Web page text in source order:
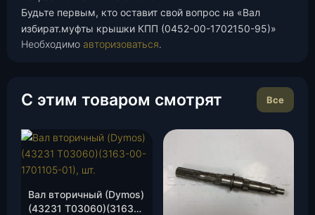
Будьте первым, кто оставит свой вопрос на «Вал
избират.муфты крышки КПП (0452-00-1702150-95)»
Необходимо авторизоваться.
С этим товаром смотрят Все
Вал вторичный (Dymos)
(43231 Т03060)(3163-